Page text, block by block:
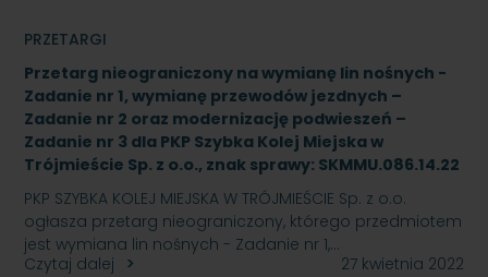
PRZETARGI
Przetarg nieograniczony na wymianę lin nośnych -
Zadanie nr 1, wymianę przewodów jezdnych –
Zadanie nr 2 oraz modernizację podwieszeń –
Zadanie nr 3 dla PKP Szybka Kolej Miejska w
Trójmieście Sp. z o.o., znak sprawy: SKMMU.086.14.22
PKP SZYBKA KOLEJ MIEJSKA W TRÓJMIEŚCIE Sp. z o.o.
ogłasza przetarg nieograniczony, którego przedmiotem
jest wymiana lin nośnych - Zadanie nr 1,…
Czytaj dalej
27 kwietnia 2022